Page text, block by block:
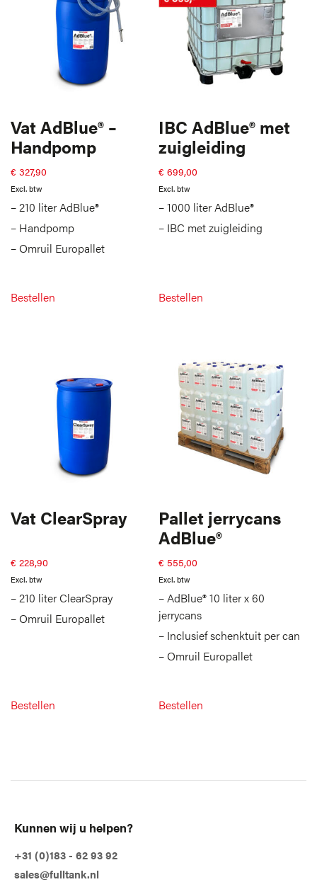
Vat AdBlue® –
Handpomp
€ 327,90
Excl. btw
– 210 liter AdBlue®
– Handpomp
– Omruil Europallet
Bestellen
IBC AdBlue® met
zuigleiding
€ 699,00
Excl. btw
– 1000 liter AdBlue®
– IBC met zuigleiding
Bestellen
Vat ClearSpray
€ 228,90
Excl. btw
– 210 liter ClearSpray
– Omruil Europallet
Bestellen
Pallet jerrycans
AdBlue®
€ 555,00
Excl. btw
– AdBlue® 10 liter x 60
jerrycans
– Inclusief schenktuit per can
– Omruil Europallet
Bestellen
Kunnen wij u helpen?
+31 (0)183 - 62 93 92
sales@fulltank.nl